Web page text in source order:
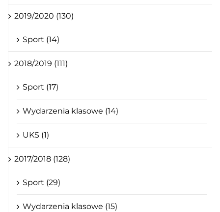
2019/2020 (130)
Sport (14)
2018/2019 (111)
Sport (17)
Wydarzenia klasowe (14)
UKS (1)
2017/2018 (128)
Sport (29)
Wydarzenia klasowe (15)